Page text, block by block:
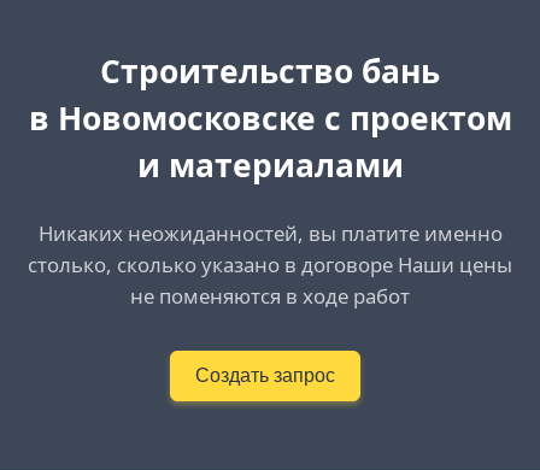
Cтроительство бань
в Новомосковске с проектом
и материалами
Никаких неожиданностей, вы платите именно
столько, сколько указано в договоре Наши цены
не поменяются в ходе работ
Создать запрос